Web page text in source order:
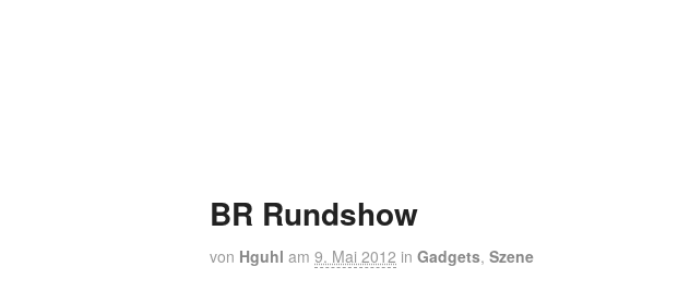
BR Rundshow
von Hguhl am 9. Mai 2012 in Gadgets, Szene